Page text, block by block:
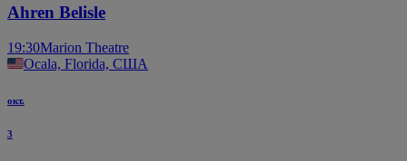
Ahren Belisle
19:30Marion Theatre
Ocala, Florida, США
окт.
3